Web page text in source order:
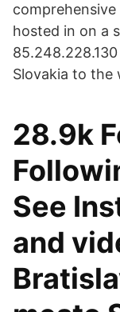
hosted in on a
Slovakia to the
28.9k
See
and